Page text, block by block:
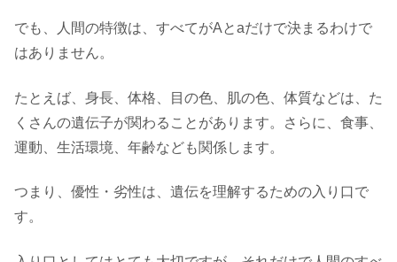
でも、人間の特徴は、すべてがAとaだけで決まるわけで
はありません。
たとえば、身長、体格、目の色、肌の色、体質などは、た
くさんの遺伝子が関わることがあります。さらに、食事、
運動、生活環境、年齢なども関係します。
つまり、優性・劣性は、遺伝を理解するための入り口で
す。